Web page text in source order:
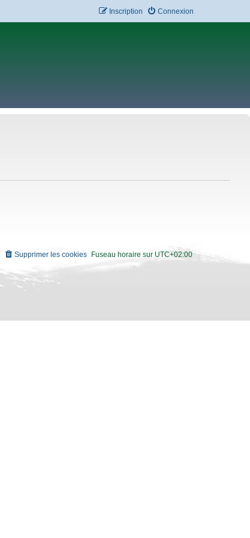
Connexion
Inscription
Fuseau horaire sur UTC+02:00
Supprimer les cookies